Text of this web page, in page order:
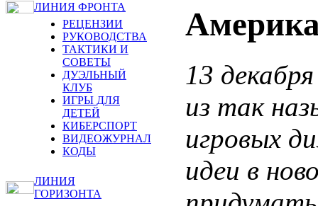
ЛИНИЯ ФРОНТА
РЕЦЕНЗИИ
РУКОВОДСТВА
ТАКТИКИ И
СОВЕТЫ
ДУЭЛЬНЫЙ
КЛУБ
ИГРЫ ДЛЯ
ДЕТЕЙ
КИБЕРСПОРТ
ВИДЕОЖУРНАЛ
КОДЫ
ЛИНИЯ
ГОРИЗОНТА
13
из так
игровых
идеи в